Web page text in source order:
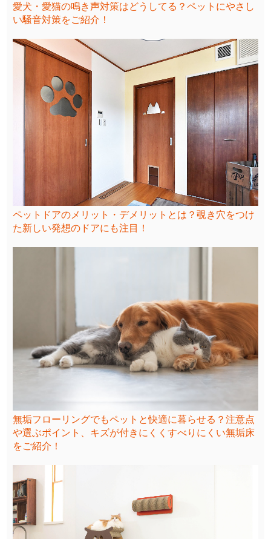
愛犬・愛猫の鳴き声対策はどうしてる？ペットにやさし
い騒音対策をご紹介！
ペットドアのメリット・デメリットとは？覗き穴をつけ
た新しい発想のドアにも注目！
無垢フローリングでもペットと快適に暮らせる？注意点
や選ぶポイント、キズが付きにくくすべりにくい無垢床
をご紹介！